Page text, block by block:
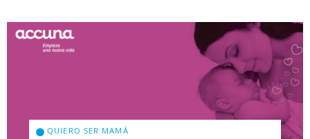
QUIERO SER MAMÁ